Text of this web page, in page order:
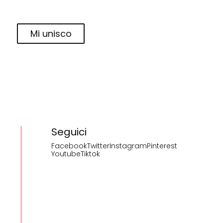
Mi unisco
Seguici
FacebookTwitterInstagramPinterest
YoutubeTiktok